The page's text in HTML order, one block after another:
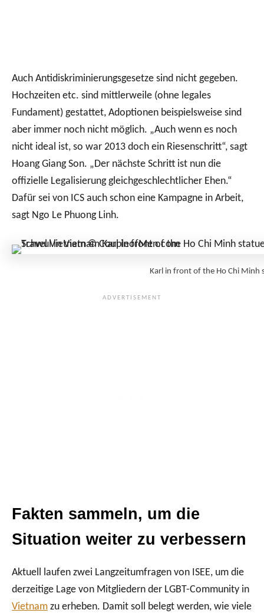
Auch Antidiskriminierungsgesetze sind nicht gegeben.
Hochzeiten etc. sind mittlerweile (ohne legales
Fundament) gestattet, Adoptionen beispielsweise sind
aber immer noch nicht möglich. „Auch wenn es noch
nicht ideal ist, so war 2013 doch ein Riesenschritt“, sagt
Hoang Giang Son. „Der nächste Schritt ist nun die
offizielle Legalisierung gleichgeschlechtlicher Ehen.“
Dafür sei von ICS auch schon eine Kampagne in Arbeit,
sagt Ngo Le Phuong Linh.
Karl in front of the Ho Chi Minh
Fakten sammeln, um die
Situation weiter zu verbessern
Aktuell laufen zwei Langzeitumfragen von ISEE, um die
derzeitige Lage von Mitgliedern der LGBT-Community in
Vietnam zu erheben. Damit soll belegt werden, wie viele